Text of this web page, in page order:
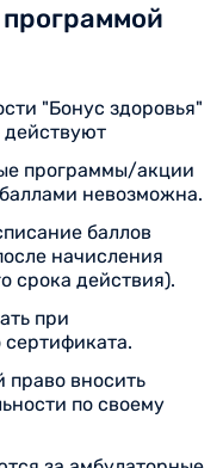
"Бонус здоровья"
программы/акции
невозможна.
баллов
начисления
срока действия).
при
право вносить
по своему